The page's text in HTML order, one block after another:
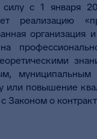
силу с 1 января
реализацию
на
или повышение
с Законом о